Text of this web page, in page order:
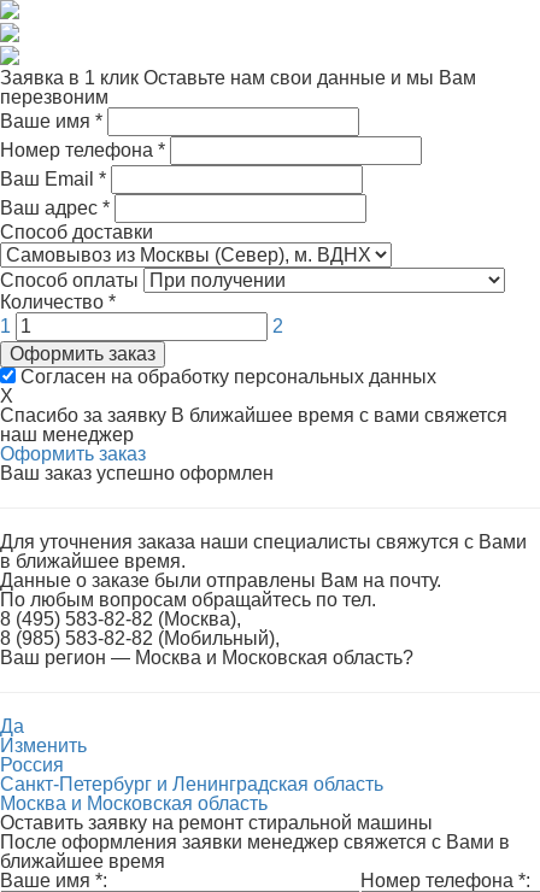
Заявка в 1 клик Оставьте нам свои данные и мы Вам
перезвоним
Ваше имя *
Номер телефона *
Ваш Email *
Ваш адрес *
Способ доставки
Способ оплаты
Количество *
1
2
Оформить заказ
Согласен на обработку персональных данных
X
Спасибо за заявку В ближайшее время с вами свяжется
наш менеджер
Оформить заказ
Ваш заказ успешно оформлен
Для уточнения заказа наши специалисты свяжутся с Вами
в ближайшее время.
Данные о заказе были отправлены Вам на почту.
По любым вопросам обращайтесь по тел.
8 (495) 583-82-82 (Москва),
8 (985) 583-82-82 (Мобильный),
Ваш регион — Москва и Московская область?
Да
Изменить
Россия
Санкт-Петербург и Ленинградская область
Москва и Московская область
Оставить заявку на ремонт стиральной машины
После оформления заявки менеджер свяжется с Вами в
ближайшее время
Ваше имя *: Номер телефона *: